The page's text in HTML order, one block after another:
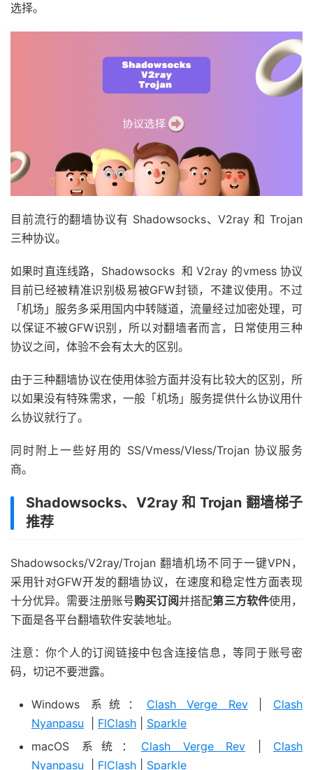
选择。
目前流行的翻墙协议有 Shadowsocks、V2ray 和 Trojan
三种协议。
如果时直连线路，Shadowsocks 和 V2ray 的vmess 协议
目前已经被精准识别极易被GFW封锁，不建议使用。不过
「机场」服务多采用国内中转隧道，流量经过加密处理，可
以保证不被GFW识别，所以对翻墙者而言，日常使用三种
协议之间，体验不会有太大的区别。
由于三种翻墙协议在使用体验方面并没有比较大的区别，所
以如果没有特殊需求，一般「机场」服务提供什么协议用什
么协议就行了。
同时附上一些好用的 SS/Vmess/Vless/Trojan 协议服务
商。
Shadowsocks、V2ray 和 Trojan 翻墙梯子
推荐
Shadowsocks/V2ray/Trojan 翻墙机场不同于一键VPN，
采用针对GFW开发的翻墙协议，在速度和稳定性方面表现
十分优异。需要注册账号购买订阅并搭配第三方软件使用，
下面是各平台翻墙软件安装地址。
注意：你个人的订阅链接中包含连接信息，等同于账号密
码，切记不要泄露。
Windows 系统： Clash Verge Rev| Clash
Nyanpasu
FlClash
Sparkle
macOS 系统： Clash Verge Rev
Clash
Nyanpasu
FlClash
Sparkle